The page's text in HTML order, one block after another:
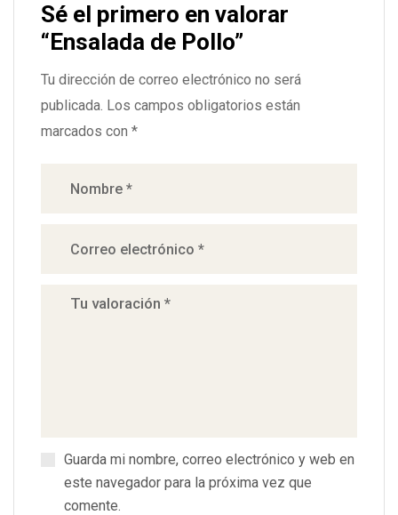
Sé el primero en valorar
“Ensalada de Pollo”
Tu dirección de correo electrónico no será
publicada. Los campos obligatorios están
marcados con *
Guarda mi nombre, correo electrónico y web en
este navegador para la próxima vez que
comente.